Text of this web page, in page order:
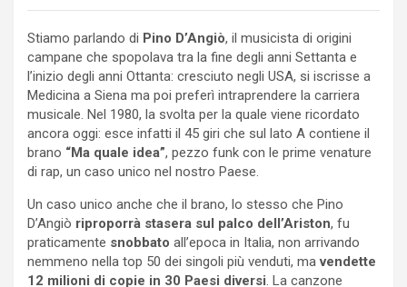
Stiamo parlando di Pino D’Angiò, il musicista di origini
campane che spopolava tra la fine degli anni Settanta e
l’inizio degli anni Ottanta: cresciuto negli USA, si iscrisse a
Medicina a Siena ma poi preferì intraprendere la carriera
musicale. Nel 1980, la svolta per la quale viene ricordato
ancora oggi: esce infatti il 45 giri che sul lato A contiene il
brano “Ma quale idea”, pezzo funk con le prime venature
di rap, un caso unico nel nostro Paese.
Un caso unico anche che il brano, lo stesso che Pino
D’Angiò riproporrà stasera sul palco dell’Ariston, fu
praticamente snobbato all’epoca in Italia, non arrivando
nemmeno nella top 50 dei singoli più venduti, mavendette
12 milioni di copie in 30 Paesi diversi. La canzone